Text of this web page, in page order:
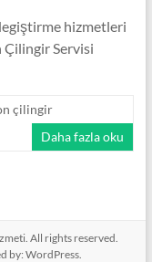
hizmetleri
Çilingir Servisi
çilingir
Daha fazla oku
. All rights reserved.
by:WordPress.